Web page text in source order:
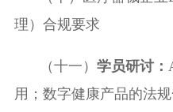
理）合规要求
（十一 ） 学员研讨：
用；数字健康产品的法